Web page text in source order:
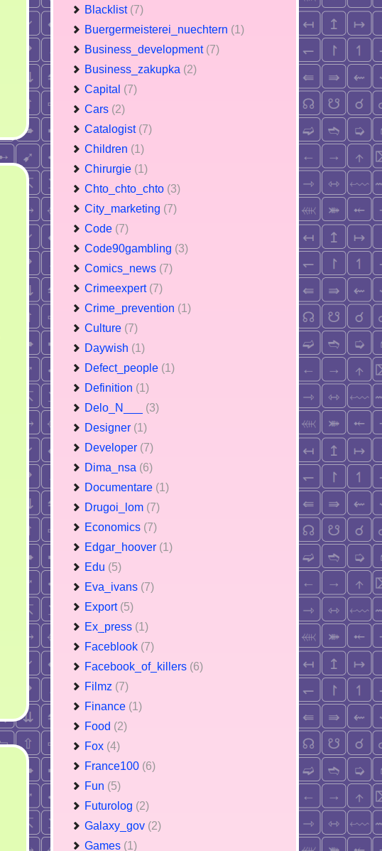
Blacklist (7)
Buergermeisterei_nuechtern (1)
Business_development (7)
Business_zakupka (2)
Capital (7)
Cars (2)
Catalogist (7)
Children (1)
Chirurgie (1)
Chto_chto_chto (3)
City_marketing (7)
Code (7)
Code90gambling (3)
Comics_news (7)
Crimeexpert (7)
Crime_prevention (1)
Culture (7)
Daywish (1)
Defect_people (1)
Definition (1)
Delo_N___ (3)
Designer (1)
Developer (7)
Dima_nsa (6)
Documentare (1)
Drugoi_lom (7)
Economics (7)
Edgar_hoover (1)
Edu (5)
Eva_ivans (7)
Export (5)
Ex_press (1)
Faceblook (7)
Facebook_of_killers (6)
Filmz (7)
Finance (1)
Food (2)
Fox (4)
France100 (6)
Fun (5)
Futurolog (2)
Galaxy_gov (2)
Games (1)